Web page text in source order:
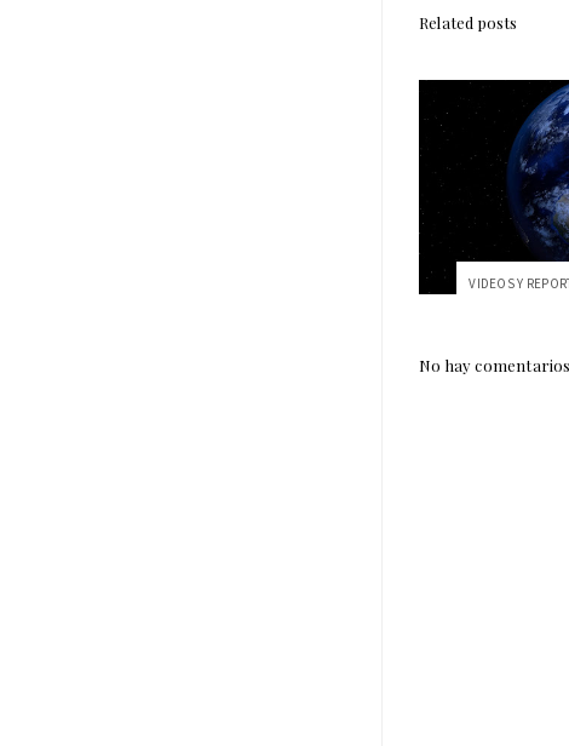
Related posts
No hay